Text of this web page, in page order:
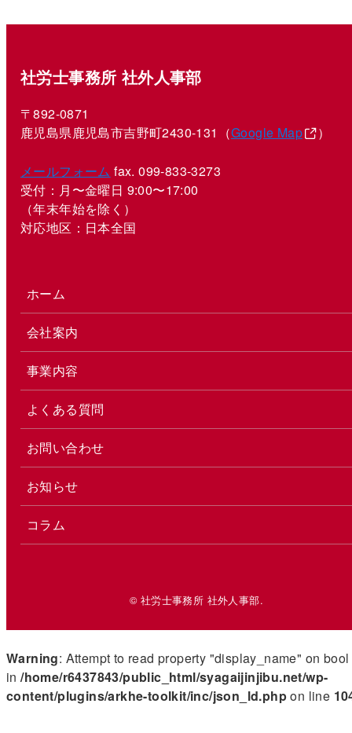
社労士事務所 社外人事部
〒892-0871
鹿児島県鹿児島市吉野町2430-131（Google Map ）
メールフォーム fax. 099-833-3273
受付：月〜金曜日 9:00〜17:00
（年末年始を除く）
対応地区：日本全国
ホーム
会社案内
事業内容
よくある質問
お問い合わせ
お知らせ
コラム
© 社労士事務所 社外人事部.
Warning: Attempt to read property "display_name" on bool
in/home/r6437843/public_html/syagaijinjibu.net/wp-
content/plugins/arkhe-toolkit/inc/json_ld.phpon line